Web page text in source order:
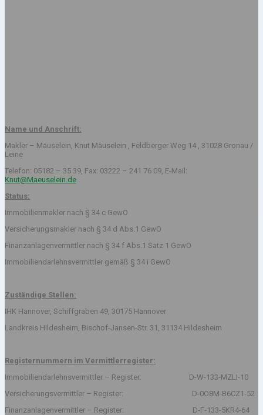
Name und Anschrift:
Makler – Mäuselein, Knut Mäuselein , Feldberger Weg 14 , 31028 Gronau /
Leine
Telefon: 05182 – 35 39, Fax: 03222 – 241 76 09, E-Mail:
Knut@Maeuselein.de
Status:
Immobilienmakler nach § 34 c GewO
Versicherungsmakler nach § 34 d Abs.1 GewO
Finanzanlagenvermittler nach § 34 f Abs.1 Satz 1 GewO
Immobiliendarlehnsvermittler gemäß § 34 i GewO
Zuständige Stellen:
IHK Hannover, Schiffgraben 49, 30175 Hannover
Landkreis Hildesheim, Bischof-Jansen-Str. 31, 31134 Hildesheim
Registernummern im Vermittlerregister:
Immobiliendarlehnsvermittler – Register: D-W-133-MZLI-10
Versicherungsvermittler – Register: D-0O8M-B6CZ1-52
Finanzanlagenvermittler – Register: D-F-133-5KR4-64